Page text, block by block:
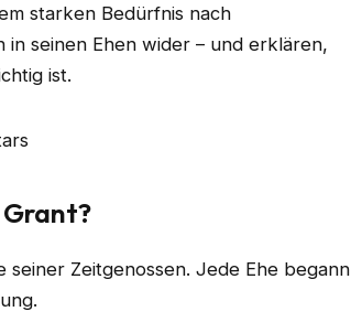
starken Bedürfnis nach
in seinen Ehen wider – und erklären,
ist.
seiner Zeitgenossen. Jede Ehe begann